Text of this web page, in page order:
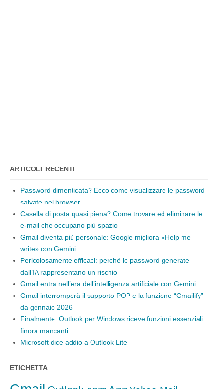
ARTICOLI RECENTI
Password dimenticata? Ecco come visualizzare le password
salvate nel browser
Casella di posta quasi piena? Come trovare ed eliminare le
e-mail che occupano più spazio
Gmail diventa più personale: Google migliora «Help me
write» con Gemini
Pericolosamente efficaci: perché le password generate
dall’IA rappresentano un rischio
Gmail entra nell’era dell’intelligenza artificiale con Gemini
Gmail interromperà il supporto POP e la funzione “Gmailify”
da gennaio 2026
Finalmente: Outlook per Windows riceve funzioni essenziali
finora mancanti
Microsoft dice addio a Outlook Lite
ETICHETTA